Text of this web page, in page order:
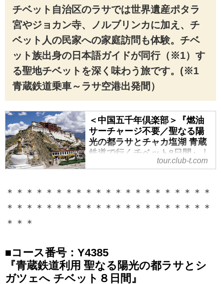
チベット自治区のラサでは世界遺産ポタラ
宮やジョカン寺、ノルブリンカに加え、チ
ベット人の民家への家庭訪問も体験。チベ
ット族出身の日本語ガイドが同行（※1）す
る聖地チベットを深く味わう旅です。(※1
青蔵鉄道乗車～ラサ空港出発間）
＜中国五千年倶楽部＞『燃油
サーチャージ不要／聖なる陽
光の都ラサとチャカ塩湖 青蔵
鉄道で行くチベット8日間』｜
クラブツーリズム
チャージ不要／聖なる陽光の都ラ
tour.club-t.com
＊＊＊＊＊＊＊＊＊＊＊＊＊＊＊＊＊＊＊＊＊
＊＊＊＊＊＊＊＊＊＊＊＊＊＊＊＊＊＊＊＊＊
＊＊＊
■コース番号：Y4385
『青蔵鉄道利用 聖なる陽光の都ラサとシ
ガツェへ チベット８日間』